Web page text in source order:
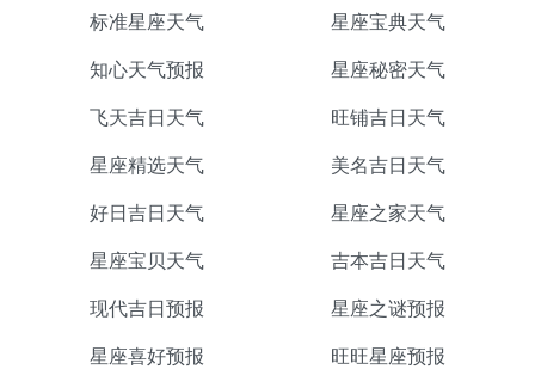
标准星座天气 星座宝典天气
知心天气预报 星座秘密天气
飞天吉日天气 旺铺吉日天气
星座精选天气 美名吉日天气
好日吉日天气 星座之家天气
星座宝贝天气 吉本吉日天气
现代吉日预报 星座之谜预报
星座喜好预报 旺旺星座预报